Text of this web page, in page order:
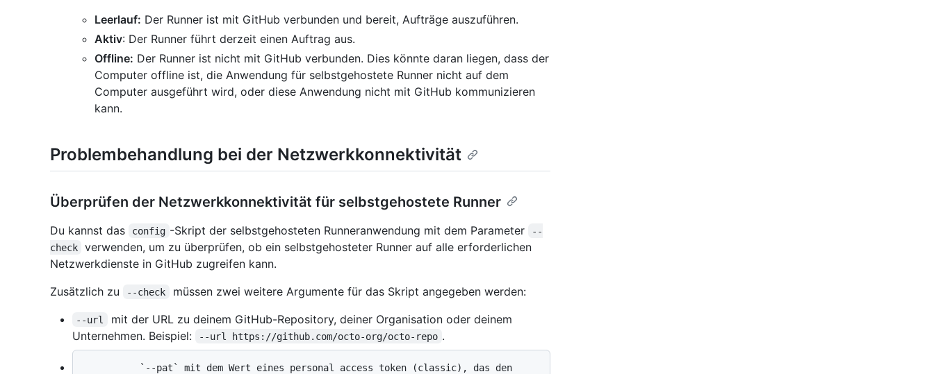
Leerlauf: Der Runner ist mit GitHub verbunden und bereit, Aufträge auszuführen.
Aktiv: Der Runner führt derzeit einen Auftrag aus.
Offline: Der Runner ist nicht mit GitHub verbunden. Dies könnte daran liegen, dass der
Computer offline ist, die Anwendung für selbstgehostete Runner nicht auf dem
Computer ausgeführt wird, oder diese Anwendung nicht mit GitHub kommunizieren
kann.
Problembehandlung bei der Netzwerkkonnektivität
Überprüfen der Netzwerkkonnektivität für selbstgehostete Runner
Du kannst das config -Skript der selbstgehosteten Runneranwendung mit dem Parameter
--
check
verwenden, um zu überprüfen, ob ein selbstgehosteter Runner auf alle erforderlichen
Netzwerkdienste in GitHub zugreifen kann.
Zusätzlich zu
--check müssen zwei weitere Argumente für das Skript angegeben werden:
--url
mit der URL zu deinem GitHub-Repository, deiner Organisation oder deinem
Unternehmen. Beispiel:
--url https://github.com/octo-org/octo-repo .